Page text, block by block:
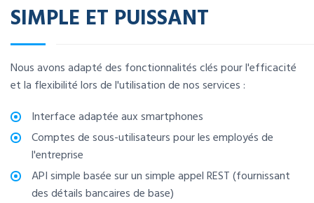
SIMPLE ET PUISSANT
Nous avons adapté des fonctionnalités clés pour l'efficacité
et la flexibilité lors de l'utilisation de nos services :
Interface adaptée aux smartphones
Comptes de sous-utilisateurs pour les employés de
l'entreprise
API simple basée sur un simple appel REST (fournissant
des détails bancaires de base)